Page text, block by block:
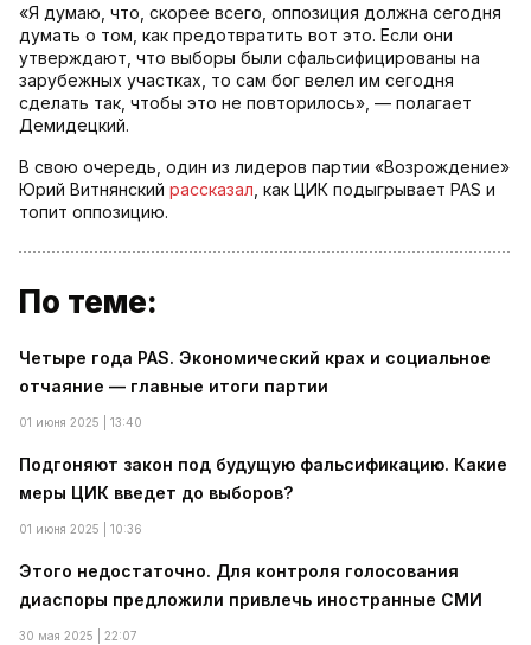
«Я думаю, что, скорее всего, оппозиция должна сегодня
думать о том, как предотвратить вот это. Если они
утверждают, что выборы были сфальсифицированы на
зарубежных участках, то сам бог велел им сегодня
сделать так, чтобы это не повторилось», — полагает
Демидецкий.
В свою очередь, один из лидеров партии «Возрождение»
Юрий Витнянский рассказал , как ЦИК подыгрывает PAS и
топит оппозицию.
По теме:
Четыре года PAS. Экономический крах и социальное
отчаяние — главные итоги партии
01 июня 2025 | 13:40
Подгоняют закон под будущую фальсификацию. Какие
меры ЦИК введет до выборов?
01 июня 2025 | 10:36
Этого недостаточно. Для контроля голосования
диаспоры предложили привлечь иностранные СМИ
30 мая 2025 | 22:07